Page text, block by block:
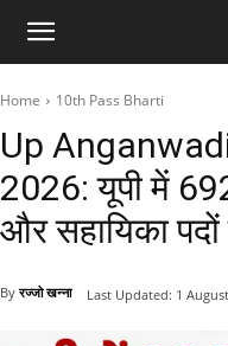
Home 10th Pass Bharti
Up
2026: यूपी में
और सहायिका पदों
By रज्जो खन्ना Last Updated: 1